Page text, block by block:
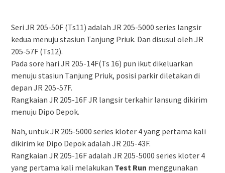
Seri JR 205-50F (Ts11) adalah JR 205-5000 series langsir
kedua menuju stasiun Tanjung Priuk. Dan disusul oleh JR
205-57F (Ts12).
Pada sore hari JR 205-14F(Ts 16) pun ikut dikeluarkan
menuju stasiun Tanjung Priuk, posisi parkir diletakan di
depan JR 205-57F.
Rangkaian JR 205-16F JR langsir terkahir lansung dikirim
menuju Dipo Depok.
Nah, untuk JR 205-5000 series kloter 4 yang pertama kali
dikirim ke Dipo Depok adalah JR 205-43F.
Rangkaian JR 205-16F adalah JR 205-5000 series kloter 4
yang pertama kali melakukan Test Run menggunakan